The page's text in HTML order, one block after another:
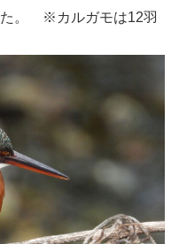
た。 ※カルガモは12羽